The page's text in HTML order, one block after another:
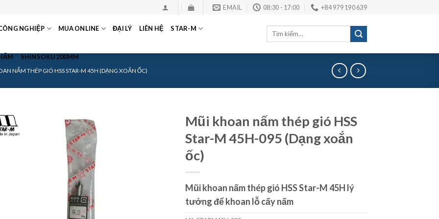
EMAIL 08:30 - 17:00 +84 979 190 639
NGHIỆP MUA ONLINE ĐẠI LÝ LIÊN HỆ STAR-M
SHINSOKU 200MM
Tìm
NẤM THÉP GIÓ HSS STAR-M 45H (DẠNG XOẮN ỐC)
Mũi khoan nấm thép gió HSS
Star-M 45H-095 (Dạng xoắn
ốc)
Mũi khoan nấm thép gió HSS Star-M 45H lý
tưởng để khoan lỗ cấy nấm